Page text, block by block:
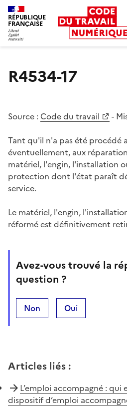
RÉPUBLIQUE
FRANÇAISE
R4534-17
Source : Code du travail -
Tant qu'il n'a pas été procédé
éventuellement, aux
matériel, l'engin, l'installation
protection dont l'état paraît
service.
Le matériel, l'engin,
réformé est définitivement
Avez-vous trouvé la
question ?
Non Oui
Articles liés :
L’emploi accompagné : qui
dispositif d’emploi